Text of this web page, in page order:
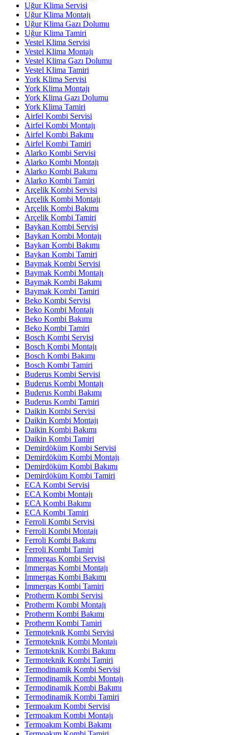
Uğur Klima Servisi
Uğur Klima Montajı
Uğur Klima Gazı Dolumu
Uğur Klima Tamiri
Vestel Klima Servisi
Vestel Klima Montajı
Vestel Klima Gazı Dolumu
Vestel Klima Tamiri
York Klima Servisi
York Klima Montajı
York Klima Gazı Dolumu
York Klima Tamiri
Airfel Kombi Servisi
Airfel Kombi Montajı
Airfel Kombi Bakımı
Airfel Kombi Tamiri
Alarko Kombi Servisi
Alarko Kombi Montajı
Alarko Kombi Bakımı
Alarko Kombi Tamiri
Arçelik Kombi Servisi
Arçelik Kombi Montajı
Arçelik Kombi Bakımı
Arçelik Kombi Tamiri
Baykan Kombi Servisi
Baykan Kombi Montajı
Baykan Kombi Bakımı
Baykan Kombi Tamiri
Baymak Kombi Servisi
Baymak Kombi Montajı
Baymak Kombi Bakımı
Baymak Kombi Tamiri
Beko Kombi Servisi
Beko Kombi Montajı
Beko Kombi Bakımı
Beko Kombi Tamiri
Bosch Kombi Servisi
Bosch Kombi Montajı
Bosch Kombi Bakımı
Bosch Kombi Tamiri
Buderus Kombi Servisi
Buderus Kombi Montajı
Buderus Kombi Bakımı
Buderus Kombi Tamiri
Daikin Kombi Servisi
Daikin Kombi Montajı
Daikin Kombi Bakımı
Daikin Kombi Tamiri
Demirdöküm Kombi Servisi
Demirdöküm Kombi Montajı
Demirdöküm Kombi Bakımı
Demirdöküm Kombi Tamiri
ECA Kombi Servisi
ECA Kombi Montajı
ECA Kombi Bakımı
ECA Kombi Tamiri
Ferroli Kombi Servisi
Ferroli Kombi Montajı
Ferroli Kombi Bakımı
Ferroli Kombi Tamiri
İmmergas Kombi Servisi
İmmergas Kombi Montajı
İmmergas Kombi Bakımı
İmmergas Kombi Tamiri
Protherm Kombi Servisi
Protherm Kombi Montajı
Protherm Kombi Bakımı
Protherm Kombi Tamiri
Termoteknik Kombi Servisi
Termoteknik Kombi Montajı
Termoteknik Kombi Bakımı
Termoteknik Kombi Tamiri
Termodinamik Kombi Servisi
Termodinamik Kombi Montajı
Termodinamik Kombi Bakımı
Termodinamik Kombi Tamiri
Termoakım Kombi Servisi
Termoakım Kombi Montajı
Termoakım Kombi Bakımı